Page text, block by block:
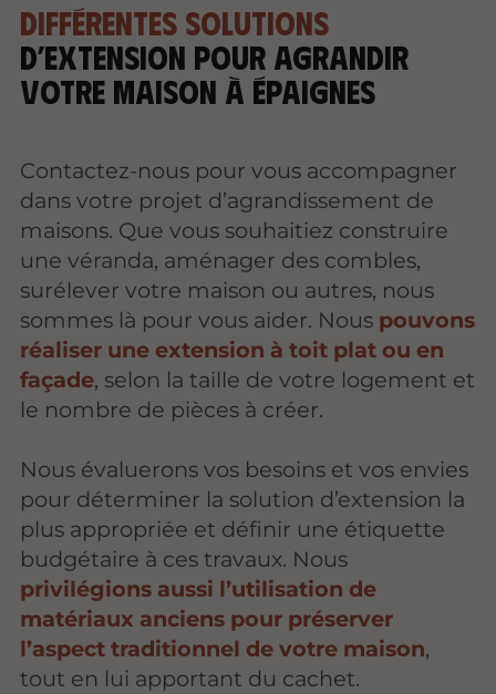
Différentes solutions
d’extension pour agrandir
votre maison à Épaignes
Contactez-nous pour vous accompagner
dans votre projet d’agrandissement de
maisons. Que vous souhaitiez construire
une véranda, aménager des combles,
surélever votre maison ou autres, nous
sommes là pour vous aider. Nous pouvons
réaliser une extension à toit plat ou en
façade, selon la taille de votre logement et
le nombre de pièces à créer.
Nous évaluerons vos besoins et vos envies
pour déterminer la solution d’extension la
plus appropriée et définir une étiquette
budgétaire à ces travaux. Nous
privilégions aussi l’utilisation de
matériaux anciens pour préserver
l’aspect traditionnel de votre maison,
tout en lui apportant du cachet.